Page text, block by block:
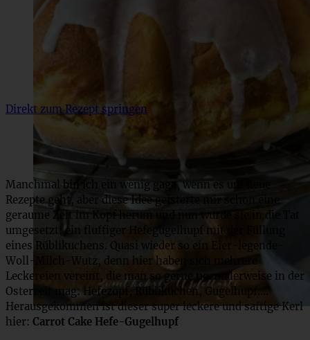
Direkt zum Rezept springen
Manchmal bin ich ein wenig gaga, wenn es um neue
Rezepte geht, aber diese Idee geisterte mir schon eine
geraume Zeit im Kopf herum und nun wurde sie in die Tat
umgesetzt: ein fluffiger Hefegugelhupf mit der Füllung
eines Rüblikuchens. Quasi wieder so ein Eier-legende-
Woll-Milch-Wutz, denn hier haben sich mehrere
Leckereien vereint, die man so gerne normalerweise in der
Osterzeit mag: Hefezopf, Rüblikuchen, Gugelhupf….
Herausgekommen ist dieser super leckere und saftige Kerl
hier: Carrot Cake Hefe-Gugelhupf